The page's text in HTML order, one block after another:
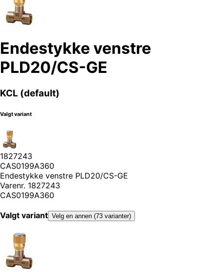
Endestykke venstre
PLD20/CS-GE
KCL (default)
Valgt variant
1827243
CAS0199A360
Endestykke venstre PLD20/CS-GE
Varenr. 1827243
CAS0199A360
Valgt variant Velg en annen (73 varianter)